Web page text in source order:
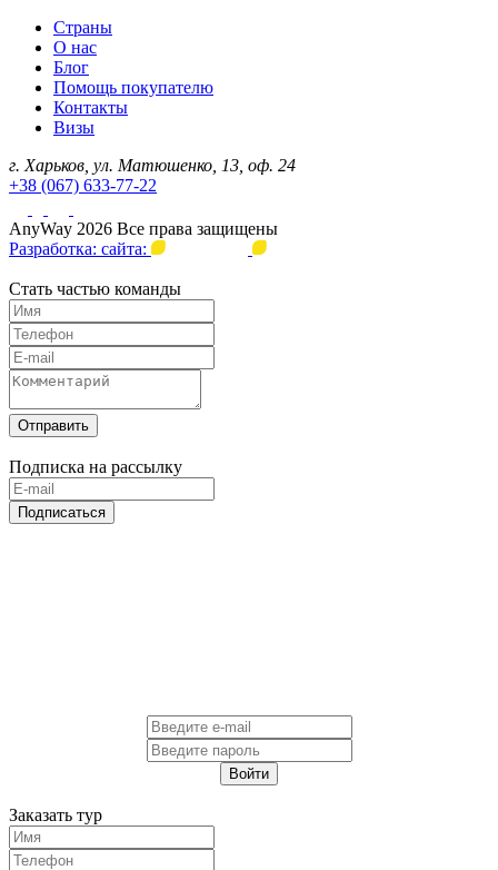
Страны
О нас
Блог
Помощь покупателю
Контакты
Визы
г. Харьков, ул. Матюшенко, 13, оф. 24
+38 (067) 633-77-22
AnyWay 2026 Все права защищены
Разработка: сайта:
Стать частью команды
Отправить
Подписка на рассылку
Подписаться
Войти
Заказать тур